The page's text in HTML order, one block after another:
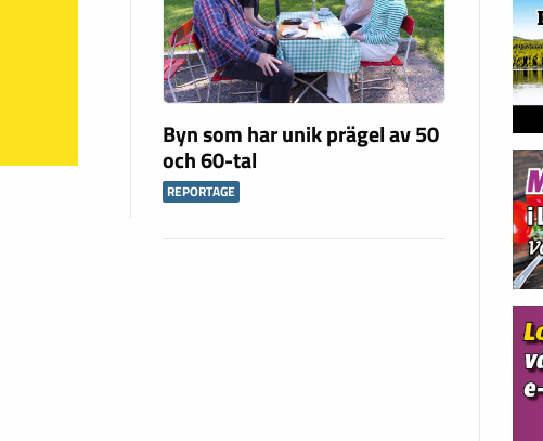
Byn som har unik prägel av 50
och 60-tal
REPORTAGE